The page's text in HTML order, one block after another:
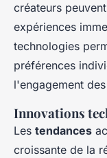
créateurs
expériences
technologies
préférences
l'engagement
Innovations
Les tendances
croissante de la